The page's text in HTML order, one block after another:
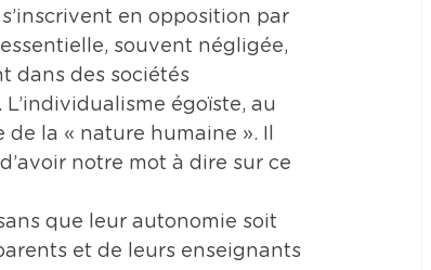
en opposition par
souvent négligée,
dans des sociétés
. L’individualisme égoïste, au
la « nature humaine ». Il
notre mot à dire sur ce
que leur autonomie soit
et de leurs enseignants